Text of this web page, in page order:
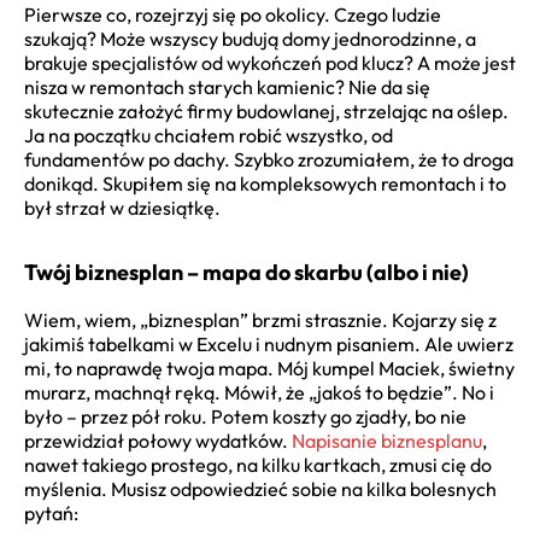
Pierwsze co, rozejrzyj się po okolicy. Czego ludzie
szukają? Może wszyscy budują domy jednorodzinne, a
brakuje specjalistów od wykończeń pod klucz? A może jest
nisza w remontach starych kamienic? Nie da się
skutecznie założyć firmy budowlanej, strzelając na oślep.
Ja na początku chciałem robić wszystko, od
fundamentów po dachy. Szybko zrozumiałem, że to droga
donikąd. Skupiłem się na kompleksowych remontach i to
był strzał w dziesiątkę.
Twój biznesplan – mapa do skarbu (albo i nie)
Wiem, wiem, „biznesplan” brzmi strasznie. Kojarzy się z
jakimiś tabelkami w Excelu i nudnym pisaniem. Ale uwierz
mi, to naprawdę twoja mapa. Mój kumpel Maciek, świetny
murarz, machnął ręką. Mówił, że „jakoś to będzie”. No i
było – przez pół roku. Potem koszty go zjadły, bo nie
przewidział połowy wydatków. Napisanie biznesplanu,
nawet takiego prostego, na kilku kartkach, zmusi cię do
myślenia. Musisz odpowiedzieć sobie na kilka bolesnych
pytań: